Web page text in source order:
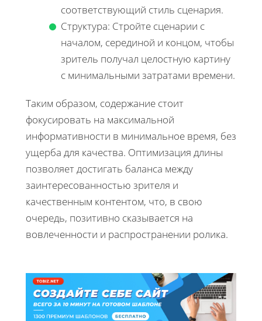
соответствующий стиль сценария.
Структура: Стройте сценарии с
началом, серединой и концом, чтобы
зритель получал целостную картину
с минимальными затратами времени.
Таким образом, содержание стоит
фокусировать на максимальной
информативности в минимальное время, без
ущерба для качества. Оптимизация длины
позволяет достигать баланса между
заинтересованностью зрителя и
качественным контентом, что, в свою
очередь, позитивно сказывается на
вовлеченности и распространении ролика.